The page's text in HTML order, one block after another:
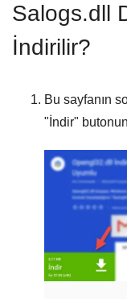
Salogs.dll
İndirilir?
Bu sayfanın
" İndir"